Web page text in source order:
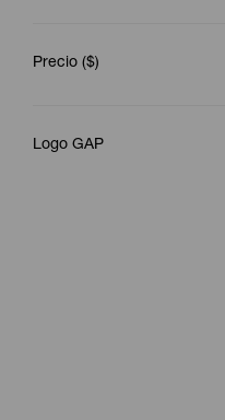
Precio ($)
Logo GAP